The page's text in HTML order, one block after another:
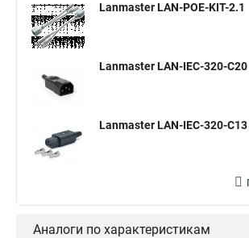
Lanmaster LAN-POE-KIT-2.1
Lanmaster LAN-IEC-320-C20
Lanmaster LAN-IEC-320-C13
Аналоги по характеристикам